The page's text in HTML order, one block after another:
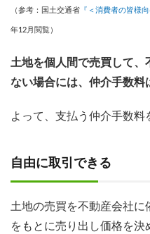
（参考：国土交通省 『＜消費者の皆様
年12月閲覧）
土地を個人間で売買して、
ない場合には、仲介手数料
よって、支払う仲介手数料
自由に取引できる
土地の売買を不動産会社
をもとに売り出し価格を決